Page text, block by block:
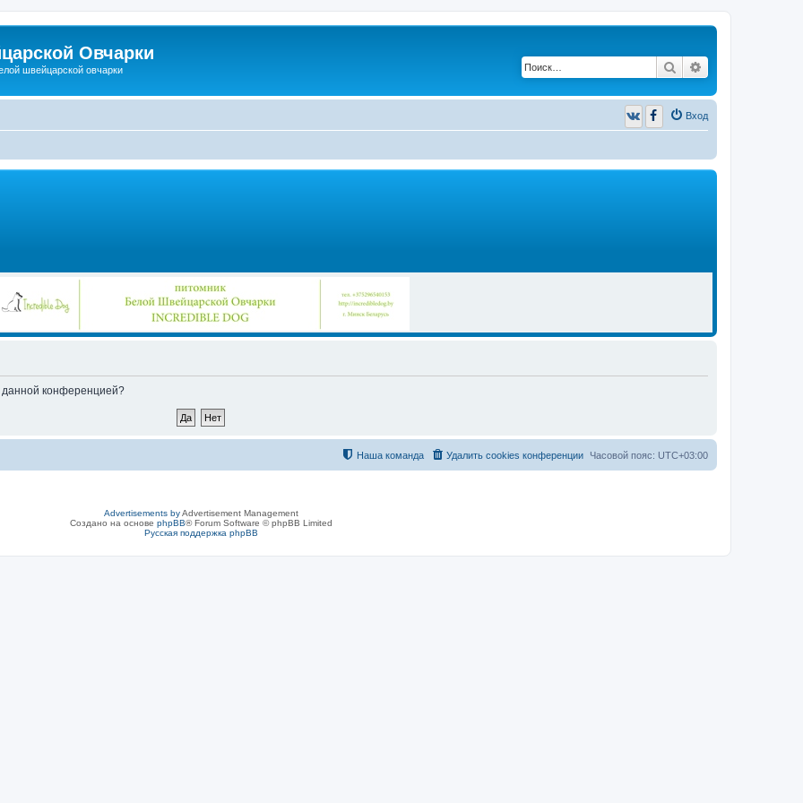
Овчарки
швейцарской овчарки Поиск
Вход
данной конференцией?
Часовой пояс: UTC+03:00
Удалить cookies конференции
Наша команда
Advertisements byAdvertisement Management
Создано на основе phpBB® Forum Software © phpBB Limited
Русская поддержка phpBB